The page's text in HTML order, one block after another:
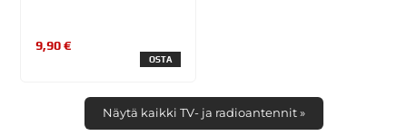
9,90 €
OSTA
Näytä kaikki TV- ja radioantennit »